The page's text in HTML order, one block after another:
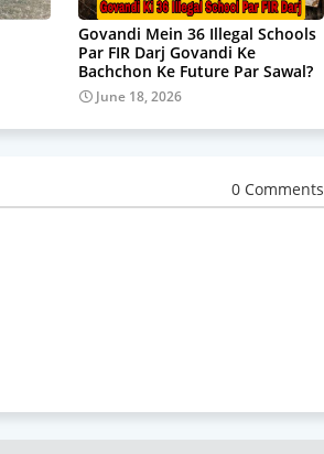
Govandi Mein 36 Illegal Schools
Par FIR Darj Govandi Ke
Bachchon Ke Future Par Sawal?
June 18, 2026
0 Comments